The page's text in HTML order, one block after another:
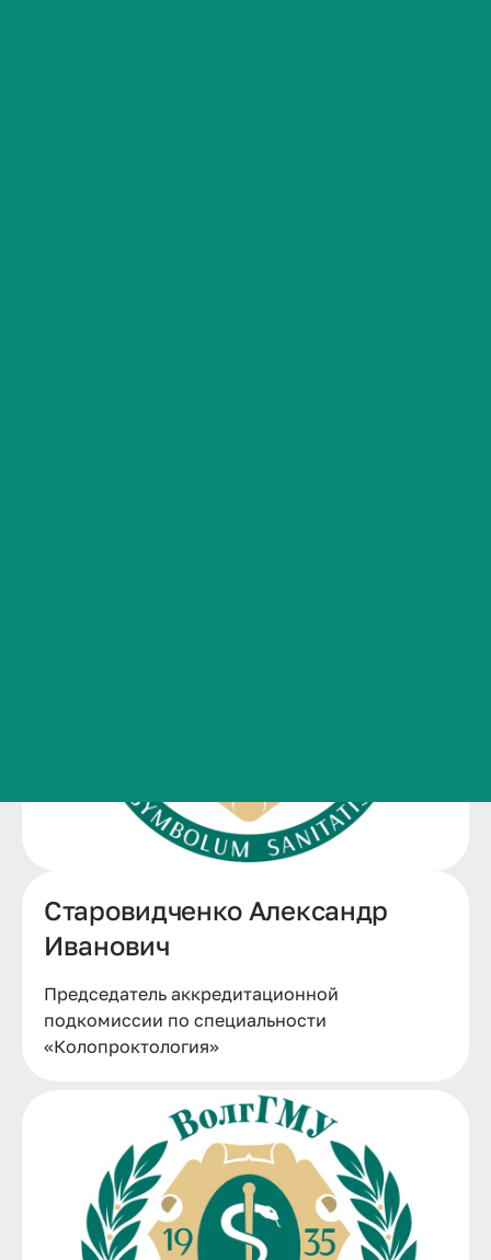
Старовидченко Александр
Иванович
Председатель аккредитационной
подкомиссии по специальности
«Колопроктология»